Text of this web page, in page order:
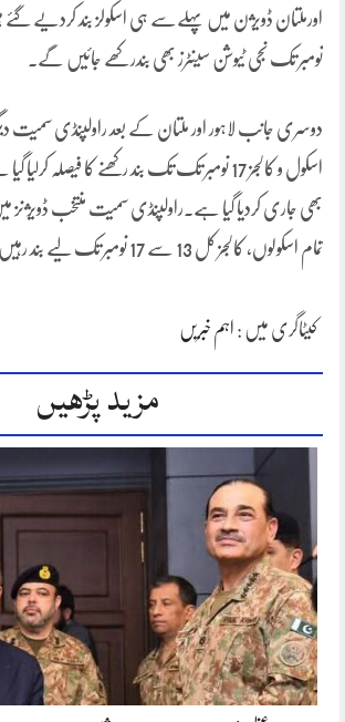
نومبر تک نجی ٹیوشن سینٹرز بھی بندرکھے جائیں گے۔
دوسری جانب لاہور اور ملتان کے بعد راولپنڈی سمیت
اسکول و کالجز 17 نومبر تک تک بند رکھنے کا فیصلہ
بھی جاری کردیا گیا ہے۔راولپنڈی سمیت منتخب
تمام اسکولوں، کالجز کل 13 سے 17 نومبر تک لیے بند رہیں گے۔
کیٹاگری میں : اہم خبریں
مزید پڑھیں